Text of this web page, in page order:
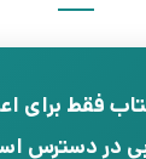
فقط برای
در دسترس